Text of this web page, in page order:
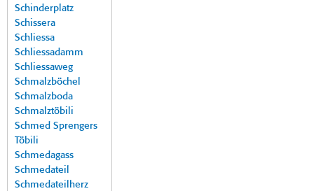
Schinderplatz
Schissera
Schliessa
Schliessadamm
Schliessaweg
Schmalzböchel
Schmalzboda
Schmalztöbili
Schmed Sprengers
Töbili
Schmedagass
Schmedateil
Schmedateilherz